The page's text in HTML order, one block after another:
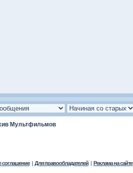
Мультфильмов
соглашение | Для правообладателей | Реклама на сайте